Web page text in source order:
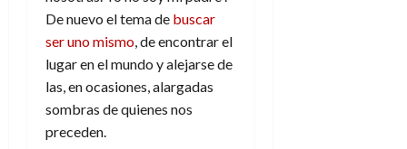
De nuevo el tema de buscar
ser uno mismo , de encontrar el
lugar en el mundo y alejarse de
las, en ocasiones, alargadas
sombras de quienes nos
preceden.